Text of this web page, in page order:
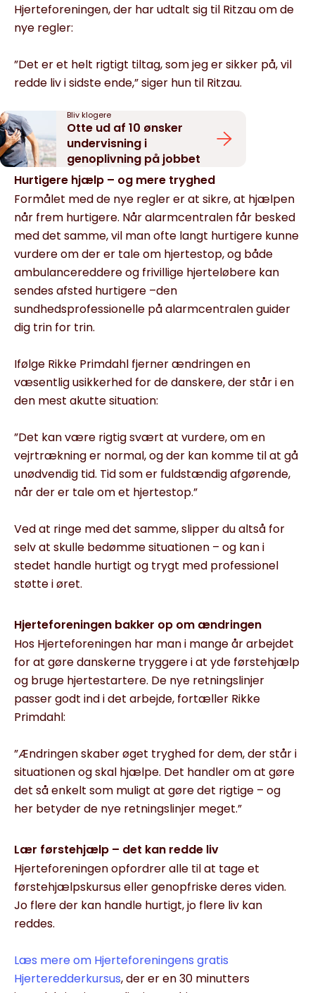
Hjerteforeningen, der har udtalt sig til Ritzau om de
nye regler:
”Det er et helt rigtigt tiltag, som jeg er sikker på, vil
redde liv i sidste ende,” siger hun til Ritzau.
Bliv klogere
Otte ud af 10 ønsker
undervisning i
genoplivning på jobbet
Hurtigere hjælp – og mere tryghed
Formålet med de nye regler er at sikre, at hjælpen
når frem hurtigere. Når alarmcentralen får besked
med det samme, vil man ofte langt hurtigere kunne
vurdere om der er tale om hjertestop, og både
ambulancereddere og frivillige hjerteløbere kan
sendes afsted hurtigere –den
sundhedsprofessionelle på alarmcentralen guider
dig trin for trin.
Ifølge Rikke Primdahl fjerner ændringen en
væsentlig usikkerhed for de danskere, der står i en
den mest akutte situation:
”Det kan være rigtig svært at vurdere, om en
vejrtrækning er normal, og der kan komme til at gå
unødvendig tid. Tid som er fuldstændig afgørende,
når der er tale om et hjertestop.”
Ved at ringe med det samme, slipper du altså for
selv at skulle bedømme situationen – og kan i
stedet handle hurtigt og trygt med professionel
støtte i øret.
Hjerteforeningen bakker op om ændringen
Hos Hjerteforeningen har man i mange år arbejdet
for at gøre danskerne tryggere i at yde førstehjælp
og bruge hjertestartere. De nye retningslinjer
passer godt ind i det arbejde, fortæller Rikke
Primdahl:
”Ændringen skaber øget tryghed for dem, der står i
situationen og skal hjælpe. Det handler om at gøre
det så enkelt som muligt at gøre det rigtige – og
her betyder de nye retningslinjer meget.”
Lær førstehjælp – det kan redde liv
Hjerteforeningen opfordrer alle til at tage et
førstehjælpskursus eller genopfriske deres viden.
Jo flere der kan handle hurtigt, jo flere liv kan
reddes.
Læs mere om Hjerteforeningens gratis
Hjerteredderkursus, der er en 30 minutters